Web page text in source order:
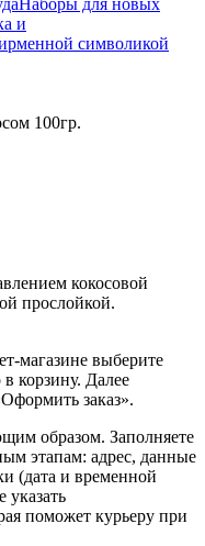
и
символикой
100гр.
кокосовой
прослойкой.
магазине выберите
корзину. Далее
заказ».
образом. Заполняете
этапам: адрес, данные
(дата и временной
поможет курьеру при